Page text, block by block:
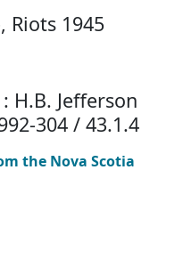
Riots 1945
: H.B. Jefferson
304 / 43.1.4
the Nova Scotia